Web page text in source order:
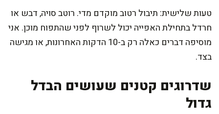
טעות שלישית: תיבול רטוב מוקדם מדי. רוטב סויה, דבש או
חרדל בתחילת האפייה יכול לשרוף לפני שהתפוח מוכן. אני
מוסיפה דברים כאלה רק ב-10 הדקות האחרונות, או מגישה
בצד.
שדרוגים קטנים שעושים הבדל
גדול